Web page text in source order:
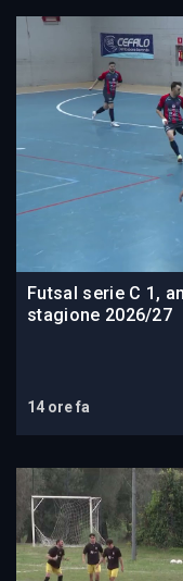
Futsal serie C 1,
stagione 2026/27
14 ore fa